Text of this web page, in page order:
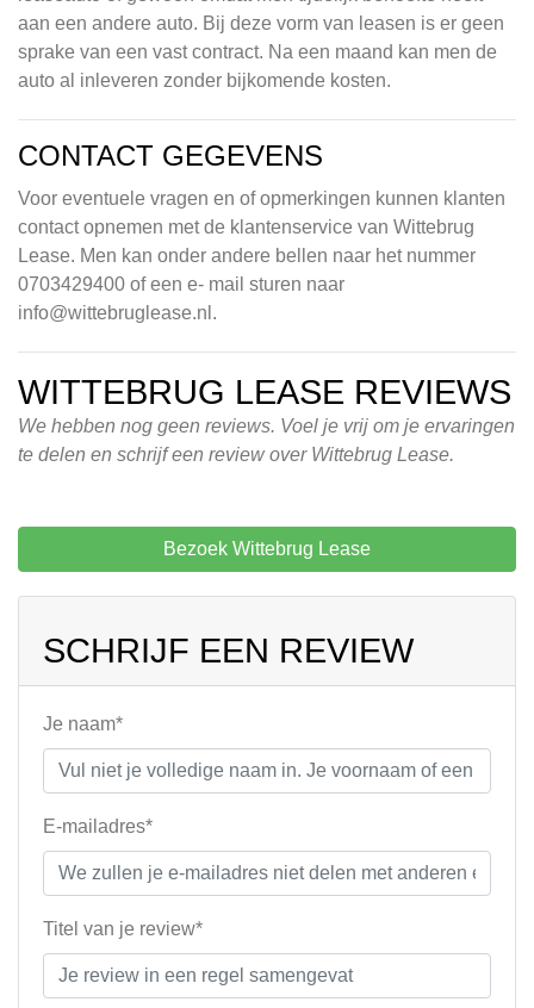
aan een andere auto. Bij deze vorm van leasen is er geen
sprake van een vast contract. Na een maand kan men de
auto al inleveren zonder bijkomende kosten.
CONTACT GEGEVENS
Voor eventuele vragen en of opmerkingen kunnen klanten
contact opnemen met de klantenservice van Wittebrug
Lease. Men kan onder andere bellen naar het nummer
0703429400 of een e- mail sturen naar
info@wittebruglease.nl .
WITTEBRUG LEASE REVIEWS
We hebben nog geen reviews. Voel je vrij om je ervaringen
te delen en schrijf een review over Wittebrug Lease.
Bezoek Wittebrug Lease
SCHRIJF EEN REVIEW
Je naam*
E-mailadres*
Titel van je review*